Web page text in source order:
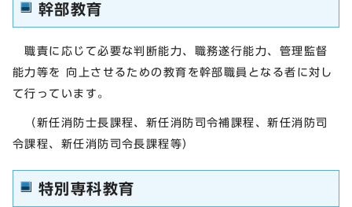
幹部教育
職責に応じて必要な判断能力、職務遂行能力、管理監督
能力等を 向上させるための教育を幹部職員となる者に対し
て行っています。
（新任消防士長課程、新任消防司令補課程、新任消防司
令課程、新任消防司令長課程等）
特別専科教育